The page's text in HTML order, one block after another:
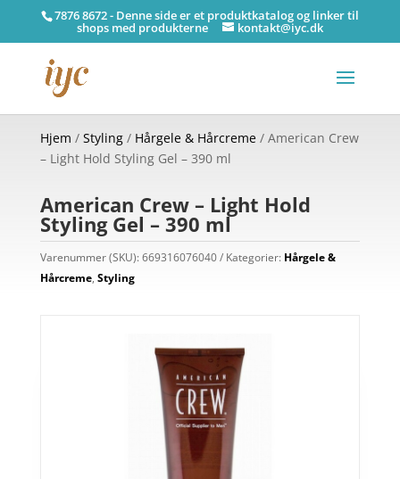
7876 8672 - Denne side er et produktkatalog og linker til
shops med produkterne kontakt@iyc.dk
Hjem / Styling/ Hårgele & Hårcreme/ American Crew
– Light Hold Styling Gel – 390 ml
American Crew – Light Hold
Styling Gel – 390 ml
Varenummer (SKU):669316076040 Kategorier: Hårgele &
Hårcreme, Styling